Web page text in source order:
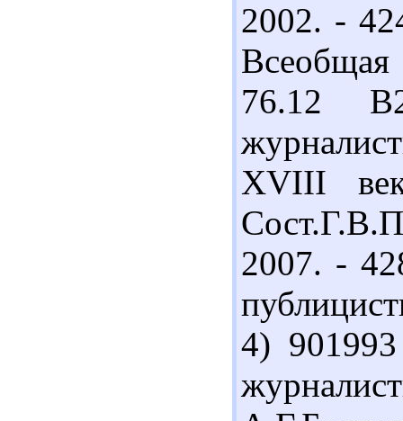
2002. -
76.12
XVIII
2007. -
4)